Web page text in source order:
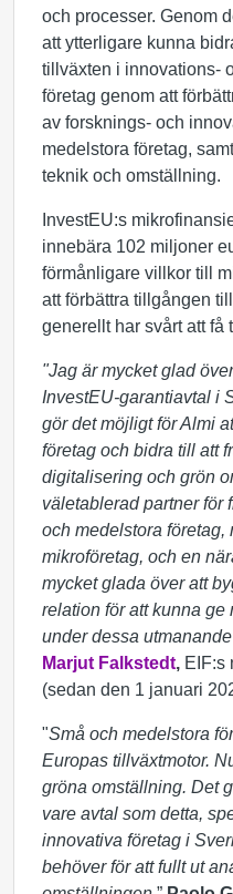
och processer. Genom
att ytterligare kunna
tillväxten i innovations-
företag genom att
av forsknings- och
medelstora företag,
teknik och omställning.
InvestEU:s
innebära 102 miljoner
förmånligare villkor till
att förbättra tillgången
generellt har svårt att få
"Jag är mycket glad
InvestEU-garantiavtal i
gör det möjligt för Almi
företag och bidra till att
digitalisering och grön
väletablerad partner för
och medelstora företag,
mikroföretag, och en
mycket glada över att
relation för att kunna ge
under dessa
Marjut Falkstedt, EIF:s
(sedan den 1 januari
"Små och medelstora
Europas tillväxtmotor.
gröna omställning. Det
vare avtal som detta,
innovativa företag i
behöver för att fullt ut